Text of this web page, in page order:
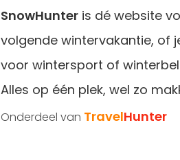
SnowHunter is dé website
volgende wintervakantie, of
voor wintersport of
Alles op één plek, wel zo
Onderdeel van TravelHunter